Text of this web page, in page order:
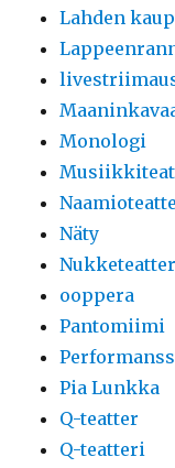
Lahden
Monologi
Näty
ooppera
Pantomiimi
Pia Lunkka
Q-teatter
Q-teatteri